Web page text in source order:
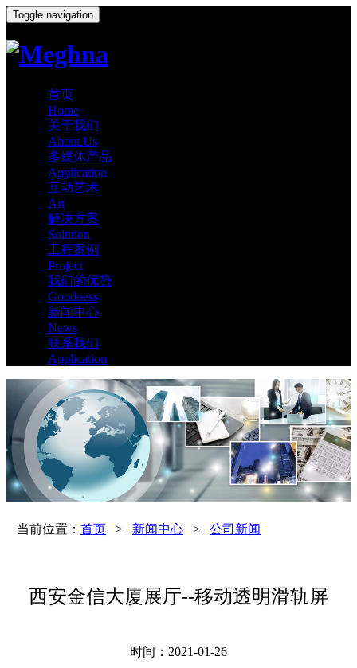
Toggle navigation
首页
Home
关于我们
About Us
多媒体产品
Application
互动艺术
Art
解决方案
Solution
工程案例
Project
我们的优势
Goodness
新闻中心
News
联系我们
Application
当前位置： 首页> 新闻中心> 公司新闻
西安金信大厦展厅--移动透明滑轨屏
时间：2021-01-26